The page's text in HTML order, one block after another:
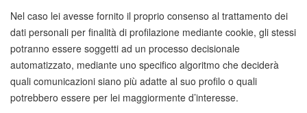
Nel caso lei avesse fornito il proprio consenso al trattamento dei
dati personali per finalità di profilazione mediante cookie, gli stessi
potranno essere soggetti ad un processo decisionale
automatizzato, mediante uno specifico algoritmo che deciderà
quali comunicazioni siano più adatte al suo profilo o quali
potrebbero essere per lei maggiormente d’interesse.